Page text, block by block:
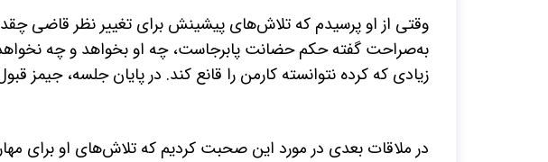
وقتی از او پرسیدم که تلاش‌های پیشینش برای تغییر نظر قاضی
به‌صراحت گفته حکم حضانت پابرجاست، چه او بخواهد و چه
زیادی که کرده نتوانسته کارمن را قانع کند. در پایان جلسه، جیمز
در ملاقات بعدی در مورد این صحبت کردیم که تلاش‌های او برای